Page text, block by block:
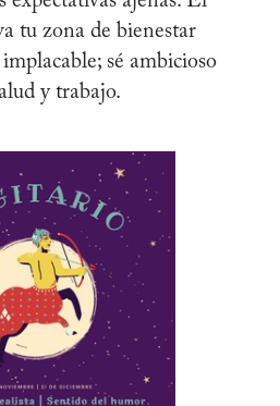
tu zona de bienestar
sé ambicioso
y trabajo.